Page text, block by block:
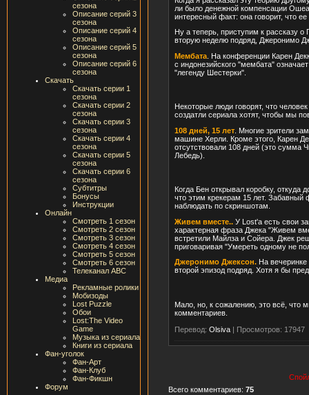
сезона
Описание серий 3
сезона
Описание серий 4
сезона
Описание серий 5
сезона
Описание серий 6
сезона
Скачать
Скачать серии 1
сезона
Скачать серии 2
сезона
Скачать серии 3
сезона
Скачать серии 4
сезона
Скачать серии 5
сезона
Скачать серии 6
сезона
Субтитры
Бонусы
Инструкции
Онлайн
Смотреть 1 сезон
Смотреть 2 сезон
Смотреть 3 сезон
Смотреть 4 сезон
Смотреть 5 сезон
Смотреть 6 сезон
Телеканал ABC
Медиа
Рекламные ролики
Мобизоды
Lost Puzzle
Обои
Lost:The Video
Game
Музыка из сериала
Книги из сериала
Фан-уголок
Фан-Арт
Фан-Клуб
Фан-Фикшн
Форум
ли было денежной компенсации
интересный факт: она говорит, что
Ну а теперь, приступим к рассказу
вторую неделю подряд, Джеронимо
Мембата . На конференции Карен
с индонезийского "мембата"
"легенду Шестерки".
Некоторые люди говорят, что
создатли сериала хотят, чтобы мы
108 дней, 15 лет . Многие зрители
машине Херли. Кроме этого, Карен
отсутствовали 108 дней (это сумма
Лебедь).
Когда Бен открывал коробку, откуда
что этим крекерам 15 лет. Забавный
наблюдать по скриншотам.
Живем вместе.. У Lost'а есть свои
характерная фраза Джека "Живем
встретили Майлза и Сойера. Джек
приговаривая "Умереть одному не
Джеронимо Джексон. На
второй эпизод подряд. Хотя я бы
Мало, но, к сожалению, это всё, что
комментариев.
Перевод: Olsiva | Просмотров: 17947
Всего комментариев: 75